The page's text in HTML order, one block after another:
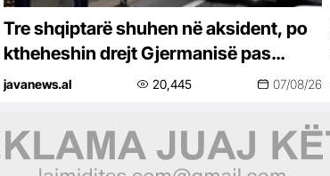
Tre shqiptarë shuhen në aksident, po
ktheheshin drejt Gjermanisë pas
pushimeve në Kosovë
javanews.al 20,445 07/08/26